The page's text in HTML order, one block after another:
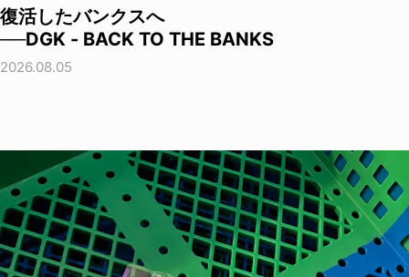
復活したバンクスへ
──DGK - BACK TO THE BANKS
2026.08.05